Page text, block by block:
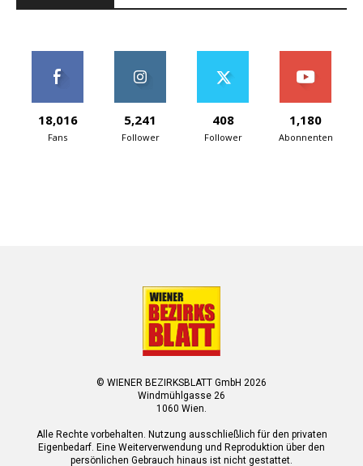
18,016
Fans
5,241
Follower
408
Follower
1,180
Abonnenten
© WIENER BEZIRKSBLATT GmbH 2026
Windmühlgasse 26
1060 Wien.
Alle Rechte vorbehalten. Nutzung ausschließlich für den privaten
Eigenbedarf. Eine Weiterverwendung und Reproduktion über den
persönlichen Gebrauch hinaus ist nicht gestattet.